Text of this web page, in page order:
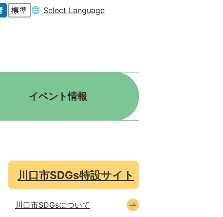
Select Language
イベント情報
川口市SDGs特設サイト
川口市SDGsについて